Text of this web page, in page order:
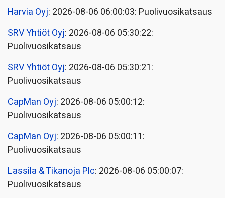
Harvia Oyj: 2026-08-06 06:00:03: Puolivuosikatsaus
SRV Yhtiöt Oyj: 2026-08-06 05:30:22:
Puolivuosikatsaus
SRV Yhtiöt Oyj: 2026-08-06 05:30:21:
Puolivuosikatsaus
CapMan Oyj: 2026-08-06 05:00:12:
Puolivuosikatsaus
CapMan Oyj: 2026-08-06 05:00:11:
Puolivuosikatsaus
Lassila & Tikanoja Plc: 2026-08-06 05:00:07:
Puolivuosikatsaus